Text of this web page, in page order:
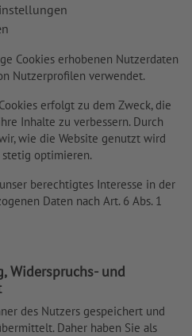
Cookies erhobenen Nutzerdaten
Nutzerprofilen verwendet.
erfolgt zu dem Zweck, die
Inhalte zu verbessern. Durch
wie die Website genutzt wird
stetig optimieren.
berechtigtes Interesse in der
Daten nach Art. 6 Abs. 1
Widerspruchs- und
des Nutzers gespeichert und
Daher haben Sie als